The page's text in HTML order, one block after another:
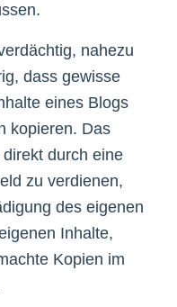
nahezu
dass gewisse
eines Blogs
kopieren. Das
durch eine
zu verdienen,
des eigenen
Inhalte,
Kopien im